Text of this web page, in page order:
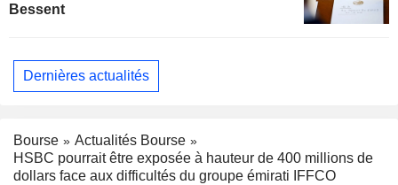
Bessent
Dernières actualités
Bourse
Actualités Bourse
HSBC pourrait être exposée à hauteur de 400 millions de
dollars face aux difficultés du groupe émirati IFFCO